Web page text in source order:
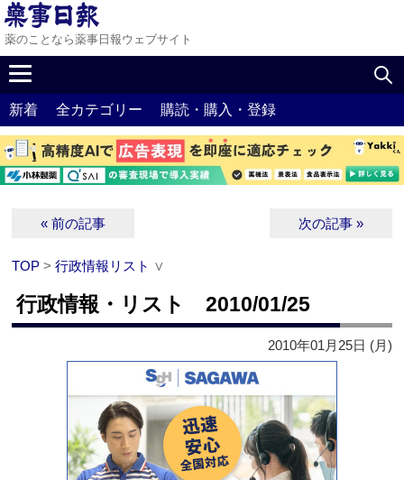
薬のことなら薬事日報ウェブサイト
新着 全カテゴリー 購読・購入・登録
« 前の記事 次の記事 »
TOP >行政情報リスト ∨
行政情報・リスト 2010/01/25
2010年01月25日 (月)